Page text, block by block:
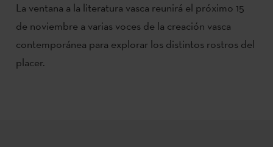
La ventana a la literatura vasca reunirá el próximo 15
de noviembre a varias voces de la creación vasca
contemporánea para explorar los distintos rostros del
placer.